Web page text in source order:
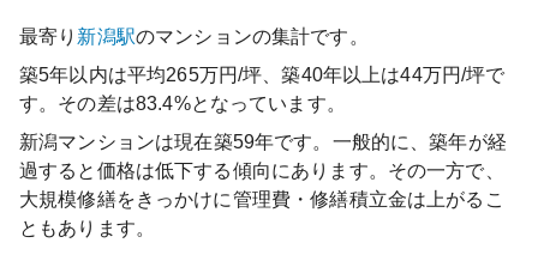
最寄り 新潟駅のマンションの集計です。
築5年以内は平均265万円/坪、築40年以上は44万円/坪で
す。その差は83.4%となっています。
新潟マンションは現在築59年です。一般的に、築年が経
過すると価格は低下する傾向にあります。その一方で、
大規模修繕をきっかけに管理費・修繕積立金は上がるこ
ともあります。